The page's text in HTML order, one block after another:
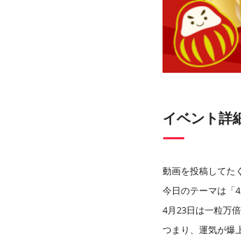
イベント詳
動画を投稿してた
今日のテーマは「
4月23日は一粒万
つまり、運気が爆